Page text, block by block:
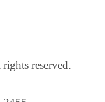
reserved.